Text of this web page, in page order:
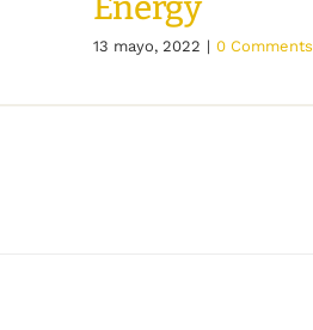
13 mayo, 2022 | 0 Comments